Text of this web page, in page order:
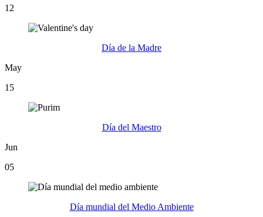
12
Día de la Madre
May
15
Día del Maestro
Jun
05
Día mundial del Medio Ambiente